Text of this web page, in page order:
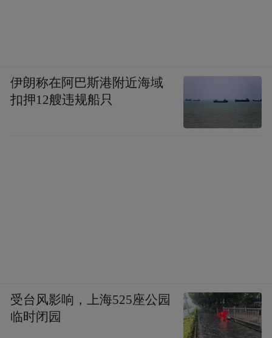
伊朗称在阿巴斯港附近海域
扣押12艘违规船只
受台风影响，上海525座公园
临时闭园